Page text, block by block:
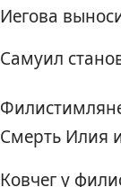
Иегова
Самуил
Смерть Илия
Ковчег у